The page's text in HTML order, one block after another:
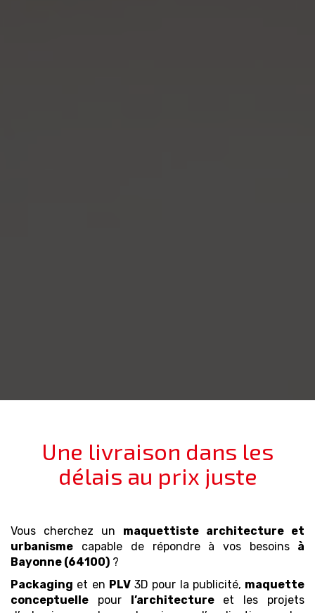
Une livraison dans les
délais au prix juste
Vous cherchez un maquettiste architecture et
urbanisme capable de répondre à vos besoins
à
Bayonne (64100) ?
Packaging et en PLV3D pour la publicité, maquette
conceptuelle pour l’architectureet les projets